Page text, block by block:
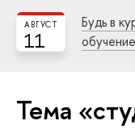
11
АВГУСТ
Будь в
обучение
Тема